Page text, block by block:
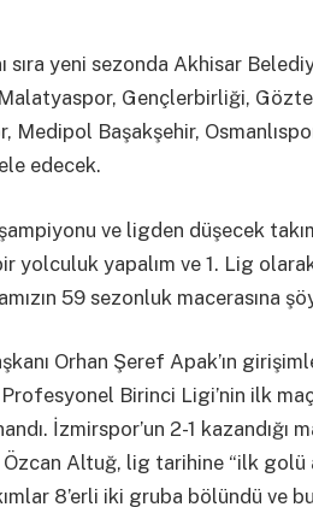
sıra yeni sezonda Akhisar
Gençlerbirliği,
Medipol Başakşehir,
edecek.
ve ligden düşecek
yapalım ve 1. Lig olarak
59 sezonluk macerasına
Orhan Şeref Apak’ın
Birinci Ligi’nin ilk
İzmirspor’un 2-1 kazandığı
Altuğ, lig tarihine “ilk
8’erli iki gruba bölündü ve